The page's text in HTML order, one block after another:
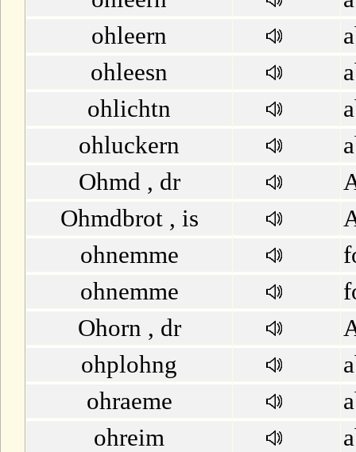
ohleern
ohleesn
ohlichtn
ohluckern
Ohmd , dr
Ohmdbrot , is
ohnemme
ohnemme
Ohorn , dr
ohplohng
ohraeme
ohreim